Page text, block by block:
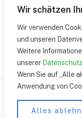
Wir schätzen
Wir verwenden
und unseren
Weitere
unserer
Wenn Sie auf „Alle
Anwendung von
Alles
Das
zur
Konferenz
„Im
Medium